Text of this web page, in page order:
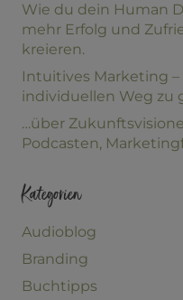
Wie du dein Human
mehr Erfolg und
kreieren.
Intuitives Marketing
individuellen Weg zu
…über
Podcasten,
Kategorien
Audioblog
Branding
Buchtipps